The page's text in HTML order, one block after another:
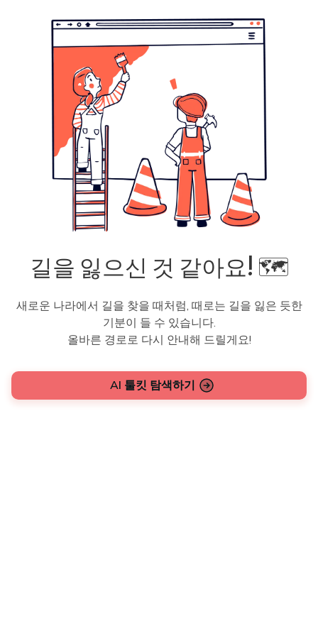
길을 잃으신 것 같아요! 🗺️
새로운 나라에서 길을 찾을 때처럼, 때로는 길을 잃은 듯한
기분이 들 수 있습니다.
올바른 경로로 다시 안내해 드릴게요!
AI 툴킷 탐색하기